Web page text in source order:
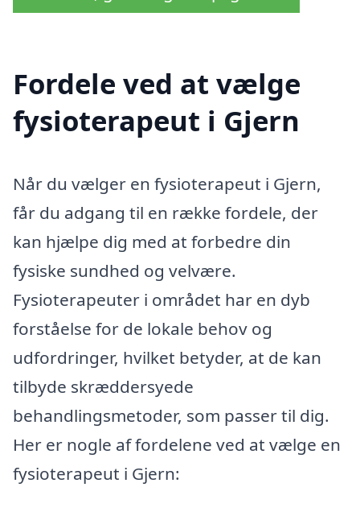
Fordele ved at vælge
fysioterapeut i Gjern
Når du vælger en fysioterapeut i Gjern,
får du adgang til en række fordele, der
kan hjælpe dig med at forbedre din
fysiske sundhed og velvære.
Fysioterapeuter i området har en dyb
forståelse for de lokale behov og
udfordringer, hvilket betyder, at de kan
tilbyde skræddersyede
behandlingsmetoder, som passer til dig.
Her er nogle af fordelene ved at vælge en
fysioterapeut i Gjern: